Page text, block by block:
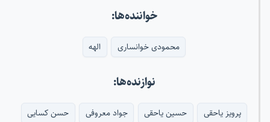
خواننده‌ها:
محمودی خوانساری الهه
نوازنده‌ها:
پرویز یاحقی حسین یاحقی جواد معروفی
حسن کسایی